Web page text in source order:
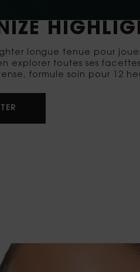
HYPER
longue tenue pour
explorer toutes ses
formule soin pour 12